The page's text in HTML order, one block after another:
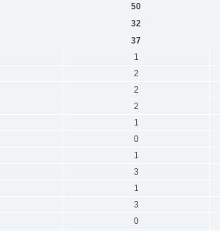
50
32
37
1
2
2
2
1
0
1
3
1
3
0